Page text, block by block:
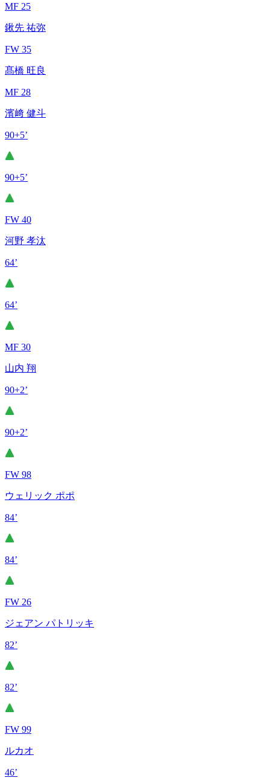
MF 25
鍬先 祐弥
FW 35
髙橋 旺良
MF 28
濱﨑 健斗
90+5’
90+5’
FW 40
河野 孝汰
64’
64’
MF 30
山内 翔
90+2’
90+2’
FW 98
ウェリック ポポ
84’
84’
FW 26
ジェアン パトリッキ
82’
82’
FW 99
ルカオ
46’